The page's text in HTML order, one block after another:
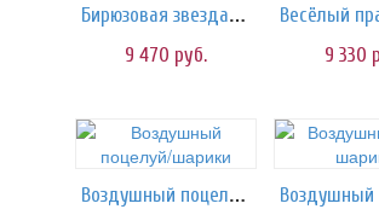
Бирюзовая звезда/шары
9 470 руб. 9 330
Воздушный поцелуй/шарики